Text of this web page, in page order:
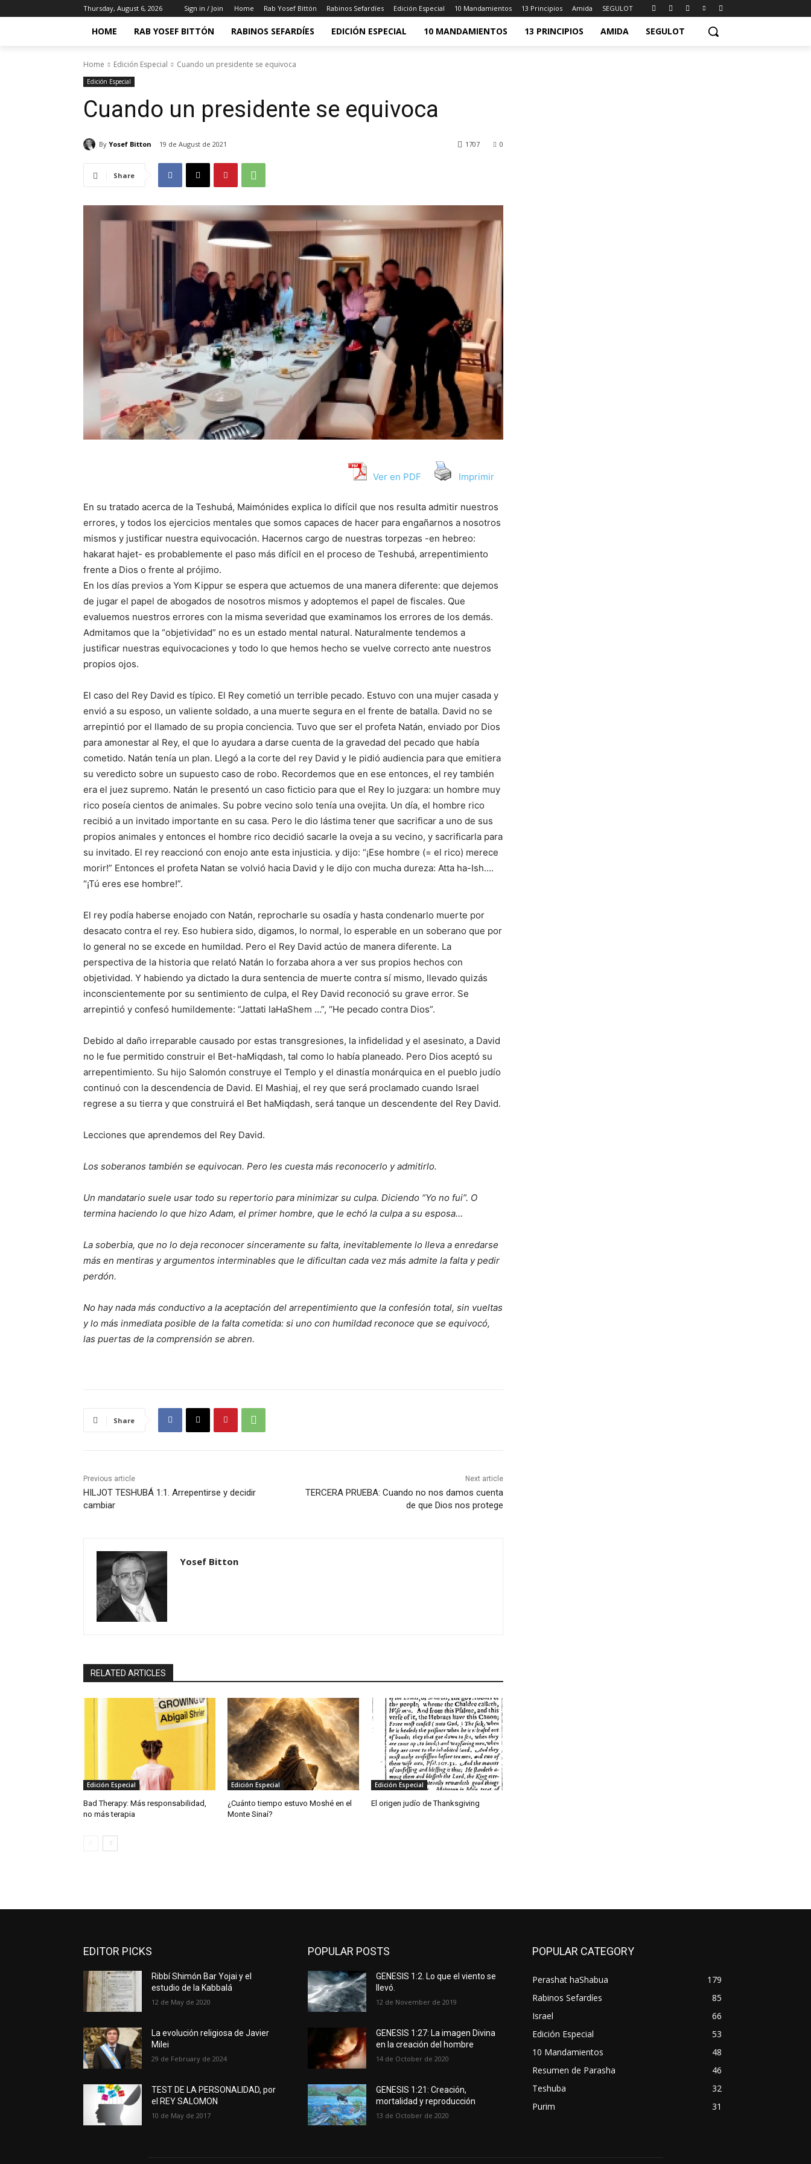
Thursday, August 6, 2026 Sign in / Join Home Rab Yosef Bittón Rabinos Sefardíes Edición Especial 10 Mandamientos 13 Principios Amida SEGULOT
HOME RAB YOSEF BITTÓN RABINOS SEFARDÍES EDICIÓN ESPECIAL 10 MANDAMIENTOS 13 PRINCIPIOS AMIDA SEGULOT
Home Edición Especial Cuando un presidente se equivoca
Edición Especial
Cuando un presidente se equivoca
By Yosef Bitton 19 de August de 2021 0
1707
Share
Ver en PDF Imprimir
En su tratado acerca de la Teshubá, Maimónides explica lo difícil que nos resulta admitir nuestros
errores, y todos los ejercicios mentales que somos capaces de hacer para engañarnos a nosotros
mismos y justificar nuestra equivocación. Hacernos cargo de nuestras torpezas -en hebreo:
hakarat hajet- es probablemente el paso más difícil en el proceso de Teshubá, arrepentimiento
frente a Dios o frente al prójimo.
En los días previos a Yom Kippur se espera que actuemos de una manera diferente: que dejemos
de jugar el papel de abogados de nosotros mismos y adoptemos el papel de fiscales. Que
evaluemos nuestros errores con la misma severidad que examinamos los errores de los demás.
Admitamos que la “objetividad” no es un estado mental natural. Naturalmente tendemos a
justificar nuestras equivocaciones y todo lo que hemos hecho se vuelve correcto ante nuestros
propios ojos.
El caso del Rey David es típico. El Rey cometió un terrible pecado. Estuvo con una mujer casada y
envió a su esposo, un valiente soldado, a una muerte segura en el frente de batalla. David no se
arrepintió por el llamado de su propia conciencia. Tuvo que ser el profeta Natán, enviado por Dios
para amonestar al Rey, el que lo ayudara a darse cuenta de la gravedad del pecado que había
cometido. Natán tenía un plan. Llegó a la corte del rey David y le pidió audiencia para que emitiera
su veredicto sobre un supuesto caso de robo. Recordemos que en ese entonces, el rey también
era el juez supremo. Natán le presentó un caso ficticio para que el Rey lo juzgara: un hombre muy
rico poseía cientos de animales. Su pobre vecino solo tenía una ovejita. Un día, el hombre rico
recibió a un invitado importante en su casa. Pero le dio lástima tener que sacrificar a uno de sus
propios animales y entonces el hombre rico decidió sacarle la oveja a su vecino, y sacrificarla para
su invitado. El rey reaccionó con enojo ante esta injusticia. y dijo: “¡Ese hombre (= el rico) merece
morir!” Entonces el profeta Natan se volvió hacia David y le dijo con mucha dureza: Atta ha-Ish….
“¡Tú eres ese hombre!”.
El rey podía haberse enojado con Natán, reprocharle su osadía y hasta condenarlo muerte por
desacato contra el rey. Eso hubiera sido, digamos, lo normal, lo esperable en un soberano que por
lo general no se excede en humildad. Pero el Rey David actúo de manera diferente. La
perspectiva de la historia que relató Natán lo forzaba ahora a ver sus propios hechos con
objetividad. Y habiendo ya dictado la dura sentencia de muerte contra sí mismo, llevado quizás
inconscientemente por su sentimiento de culpa, el Rey David reconoció su grave error. Se
arrepintió y confesó humildemente: “Jattati laHaShem …”, “He pecado contra Dios”.
Debido al daño irreparable causado por estas transgresiones, la infidelidad y el asesinato, a David
no le fue permitido construir el Bet-haMiqdash, tal como lo había planeado. Pero Dios aceptó su
arrepentimiento. Su hijo Salomón construye el Templo y el dinastía monárquica en el pueblo judío
continuó con la descendencia de David. El Mashiaj, el rey que será proclamado cuando Israel
regrese a su tierra y que construirá el Bet haMiqdash, será tanque un descendente del Rey David.
Lecciones que aprendemos del Rey David.
Los soberanos también se equivocan. Pero les cuesta más reconocerlo y admitirlo.
Un mandatario suele usar todo su repertorio para minimizar su culpa. Diciendo “Yo no fui”. O
termina haciendo lo que hizo Adam, el primer hombre, que le echó la culpa a su esposa…
La soberbia, que no lo deja reconocer sinceramente su falta, inevitablemente lo lleva a enredarse
más en mentiras y argumentos interminables que le dificultan cada vez más admite la falta y pedir
perdón.
No hay nada más conductivo a la aceptación del arrepentimiento que la confesión total, sin vueltas
y lo más inmediata posible de la falta cometida: si uno con humildad reconoce que se equivocó,
las puertas de la comprensión se abren.
Share
Previous article
HILJOT TESHUBÁ 1:1. Arrepentirse y decidir
cambiar
Next article
TERCERA PRUEBA: Cuando no nos damos cuenta
de que Dios nos protege
Yosef Bitton
RELATED ARTICLES
Edición Especial
Bad Therapy: Más responsabilidad,
no más terapia
Edición Especial
¿Cuánto tiempo estuvo Moshé en el
Monte Sinaí?
Edición Especial
El origen judío de Thanksgiving
EDITOR PICKS
Ribbí Shimón Bar Yojai y el
estudio de la Kabbalá
12 de May de 2020
La evolución religiosa de Javier
Milei
29 de February de 2024
TEST DE LA PERSONALIDAD, por
el REY SALOMON
10 de May de 2017
POPULAR POSTS
GENESIS 1:2. Lo que el viento se
llevó.
12 de November de 2019
GENESIS 1:27: La imagen Divina
en la creación del hombre
14 de October de 2020
GENESIS 1:21: Creación,
mortalidad y reproducción
13 de October de 2020
POPULAR CATEGORY
Perashat haShabua
179
Rabinos Sefardíes
85
Israel
66
Edición Especial
53
10 Mandamientos
48
Resumen de Parasha
46
Teshuba
32
Purim
31